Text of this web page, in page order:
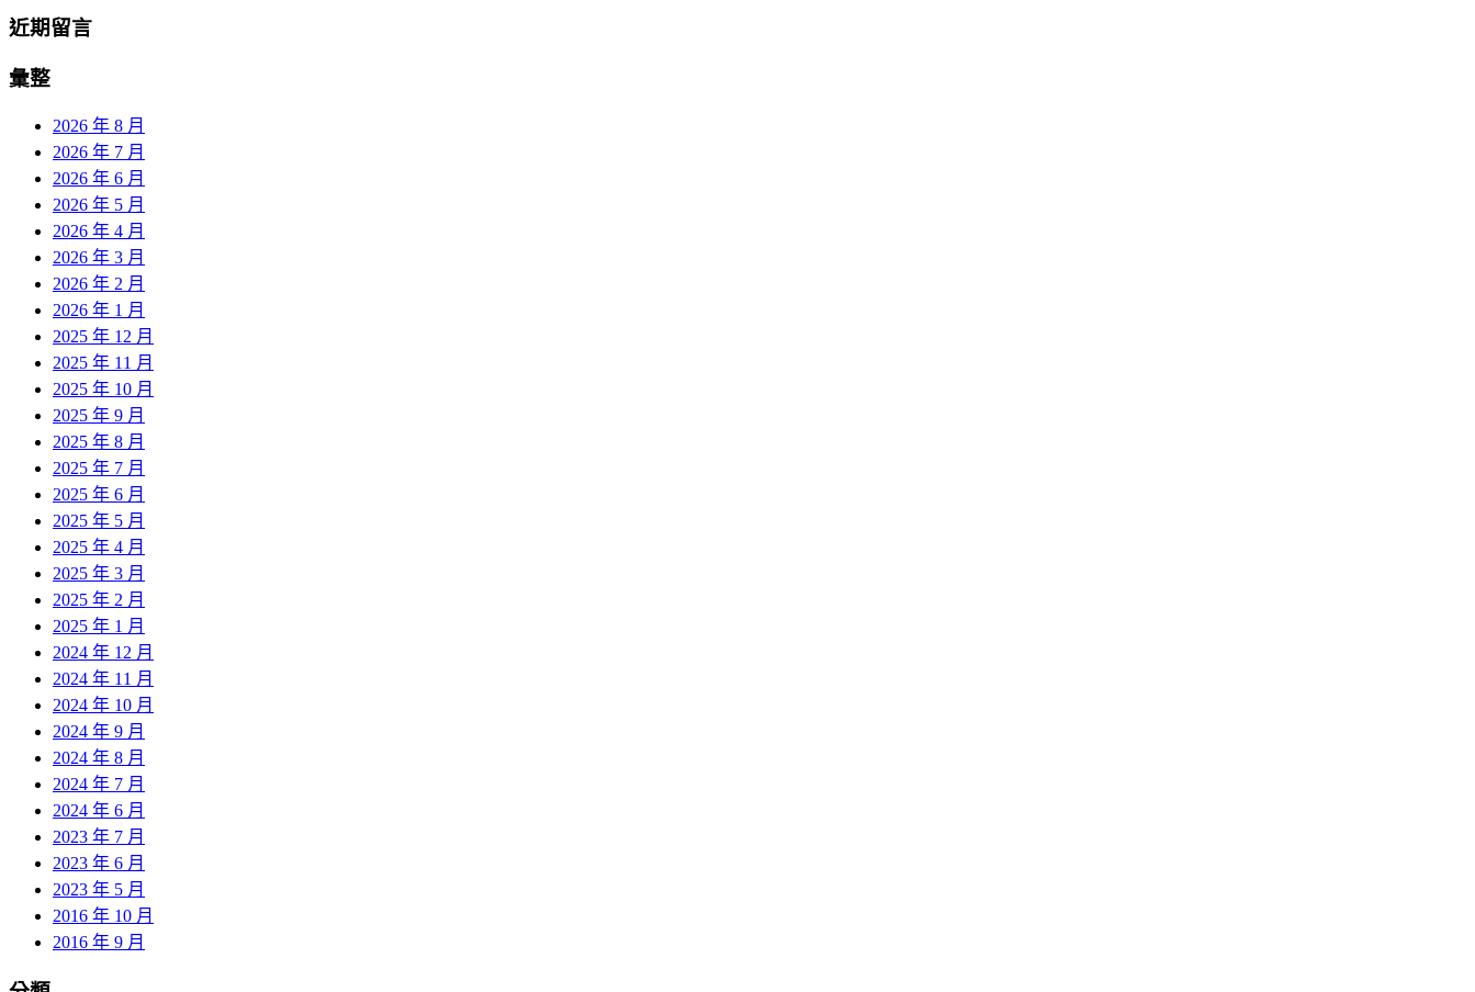
近期留言
彙整
2026 年 8 月
2026 年 7 月
2026 年 6 月
2026 年 5 月
2026 年 4 月
2026 年 3 月
2026 年 2 月
2026 年 1 月
2025 年 12 月
2025 年 11 月
2025 年 10 月
2025 年 9 月
2025 年 8 月
2025 年 7 月
2025 年 6 月
2025 年 5 月
2025 年 4 月
2025 年 3 月
2025 年 2 月
2025 年 1 月
2024 年 12 月
2024 年 11 月
2024 年 10 月
2024 年 9 月
2024 年 8 月
2024 年 7 月
2024 年 6 月
2023 年 7 月
2023 年 6 月
2023 年 5 月
2016 年 10 月
2016 年 9 月